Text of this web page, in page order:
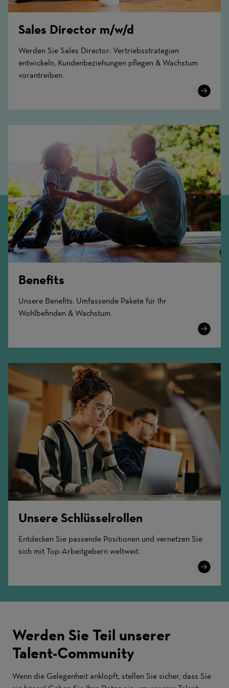
Sales Director m/w/d
Werden Sie Sales Director: Vertriebsstrategien
entwickeln, Kundenbeziehungen pflegen & Wachstum
vorantreiben.
Learn
Benefits
Unsere Benefits: Umfassende Pakete für Ihr
Wohlbefinden & Wachstum.
Learn
Unsere Schlüsselrollen
Entdecken Sie passende Positionen und vernetzen Sie
sich mit Top-Arbeitgebern weltweit.
Learn
Werden Sie Teil unserer
Talent-Community
Wenn die Gelegenheit anklopft, stellen Sie sicher, dass Sie